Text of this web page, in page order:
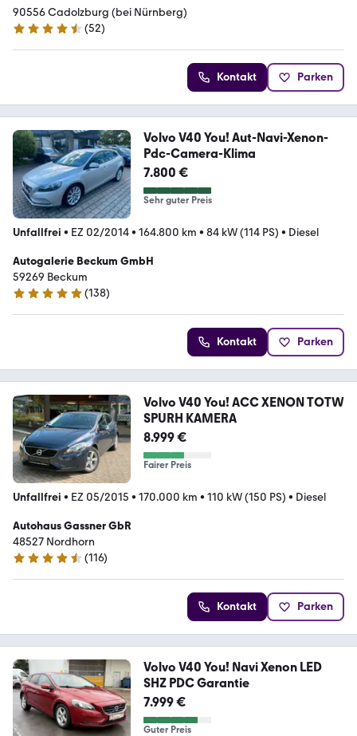
90556 Cadolzburg (bei Nürnberg)
4.3 Sterne
(52)
Kontakt Parken
Volvo V40 You! Aut-Navi-Xenon-
Pdc-Camera-Klima
7.800 €
Sehr guter Preis
Unfallfrei • EZ 02/2014• 164.800 km • 84 kW (114 PS) • Diesel
Autogalerie Beckum GmbH
59269 Beckum
5 Sterne
(138)
Kontakt Parken
Volvo V40 You! ACC XENON TOTW
SPURH KAMERA
8.999 €
Fairer Preis
Unfallfrei • EZ 05/2015 • 170.000 km • 110 kW (150 PS) • Diesel
Autohaus Gassner GbR
48527 Nordhorn
4.7 Sterne
(116)
Kontakt Parken
Volvo V40 You! Navi Xenon LED
SHZ PDC Garantie
7.999 €
Guter Preis